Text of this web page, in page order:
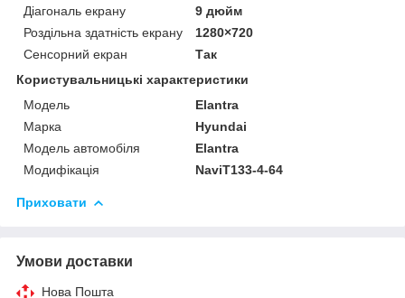
Діагональ екрану
9 дюйм
Роздільна здатність екрану
1280×720
Сенсорний екран
Так
Користувальницькі характеристики
Мoдель
Elantra
Марка
Hyundai
Модель автомобіля
Elantra
Модифікація
NaviT133-4-64
Приховати
Умови доставки
Нова Пошта